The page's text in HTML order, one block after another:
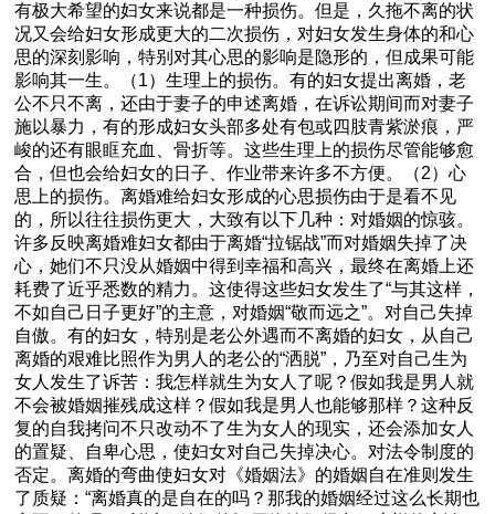
有极大希望的妇女来说都是一种损伤。但是，久拖不离的状
况又会给妇女形成更大的二次损伤，对妇女发生身体的和心
思的深刻影响，特别对其心思的影响是隐形的，但成果可能
影响其一生。（1）生理上的损伤。有的妇女提出离婚，老
公不只不离，还由于妻子的申述离婚，在诉讼期间而对妻子
施以暴力，有的形成妇女头部多处有包或四肢青紫淤痕，严
峻的还有眼眶充血、骨折等。这些生理上的损伤尽管能够愈
合，但也会给妇女的日子、作业带来许多不方便。（2）心
思上的损伤。离婚难给妇女形成的心思损伤由于是看不见
的，所以往往损伤更大，大致有以下几种：对婚姻的惊骇。
许多反映离婚难妇女都由于离婚“拉锯战”而对婚姻失掉了决
心，她们不只没从婚姻中得到幸福和高兴，最终在离婚上还
耗费了近乎悉数的精力。这使得这些妇女发生了“与其这样，
不如自己日子更好”的主意，对婚姻“敬而远之”。对自己失掉
自傲。有的妇女，特别是老公外遇而不离婚的妇女，从自己
离婚的艰难比照作为男人的老公的“洒脱”，乃至对自己生为
女人发生了诉苦：我怎样就生为女人了呢？假如我是男人就
不会被婚姻摧残成这样？假如我是男人也能够那样？这种反
复的自我拷问不只改动不了生为女人的现实，还会添加女人
的置疑、自卑心思，使妇女对自己失掉决心。对法令制度的
否定。离婚的弯曲使妇女对《婚姻法》的婚姻自在准则发生
了质疑：“离婚真的是自在的吗？那我的婚姻经过这么长期也